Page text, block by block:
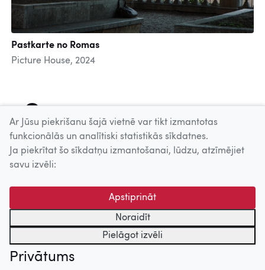
Pastkarte no Romas
Picture House, 2024
Uz augšu
© 2026 Nacionālais Kino centrs, Kultūras informācijas sistēmu
centrs. Sadarbības partneris: Latvijas Valsts
kinofotofonodokumentu arhīvs.
Ar Jūsu piekrišanu šajā vietnē var tikt izmantotas
funkcionālās un analītiski statistikās sīkdatnes.
Ja piekrītat šo sīkdatņu izmantošanai, lūdzu, atzīmējiet
savu izvēli:
Apstiprināt
Noraidīt
Pielāgot izvēli
Privātums